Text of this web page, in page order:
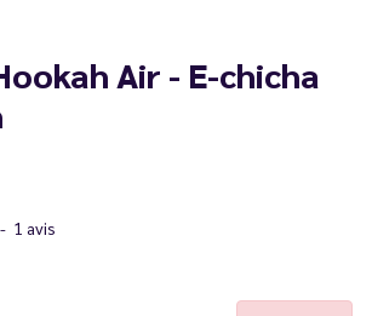
Air - E-chicha
- 1 avis